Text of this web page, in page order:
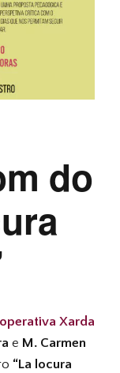
do
Xarda
e M. Carmen
“La locura